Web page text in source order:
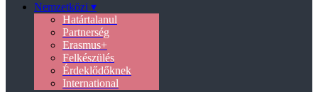
Nemzetközi ▾
Határtalanul
Partnerség
Erasmus+
Felkészülés
Érdeklődőknek
International